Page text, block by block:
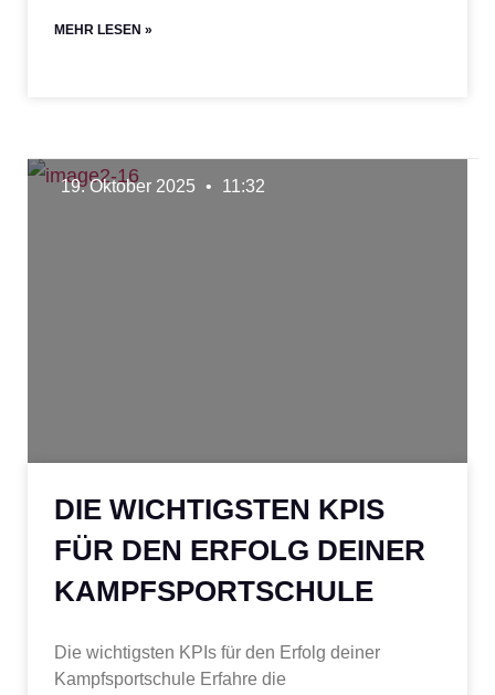
MEHR LESEN »
DIE WICHTIGSTEN KPIS
FÜR DEN ERFOLG DEINER
KAMPFSPORTSCHULE
Die wichtigsten KPIs für den Erfolg deiner
Kampfsportschule Erfahre die
19. Oktober 2025 11:32